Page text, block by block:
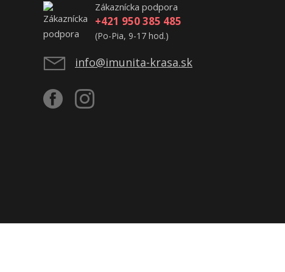
Zákaznícka podpora
+421 950 385 485
(Po-Pia, 9-17 hod.)
info@imunita-krasa.sk